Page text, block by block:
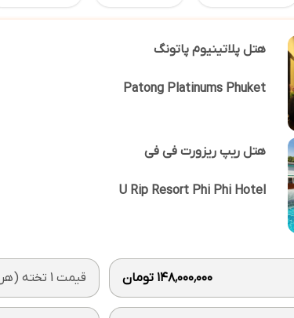
هتل پلاتینیوم پاتونگ
Patong Platinums Phuket
هتل ریپ ریزورت فی فی
U Rip Resort Phi Phi Hotel
۱۴۸٬۰۰۰٬۰۰۰ تومان قیمت 1 تخته (هرنفر)